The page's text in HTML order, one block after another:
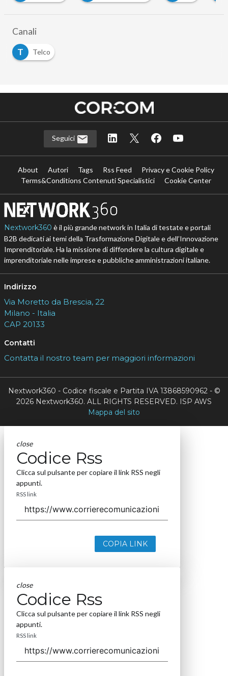
Canali
T
Telco
Seguici
About Autori Tags Rss Feed
Privacy e Cookie Policy
Terms&Conditions Contenuti Specialistici
Cookie Center
Nextwork360 è il più grande network in Italia di testate e portali
B2B dedicati ai temi della Trasformazione Digitale e dell’Innovazione
Imprenditoriale. Ha la missione di diffondere la cultura digitale e
imprenditoriale nelle imprese e pubbliche amministrazioni italiane.
Indirizzo
Via Moretto da Brescia, 22
Milano - Italia
CAP 20133
Contatti
Contatta il nostro team per maggiori informazioni
Nextwork360 - Codice fiscale e Partita IVA 13868590962 - ©
2026 Nextwork360. ALL RIGHTS RESERVED. ISP AWS
Mappa del sito
close
Codice Rss
Clicca sul pulsante per copiare il link RSS negli
appunti.
RSS link
COPIA LINK
close
Codice Rss
Clicca sul pulsante per copiare il link RSS negli
appunti.
RSS link